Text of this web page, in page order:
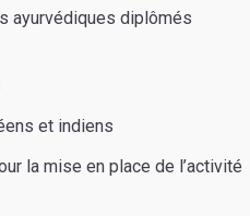
ayurvédiques diplômés
et indiens
la mise en place de l’activité